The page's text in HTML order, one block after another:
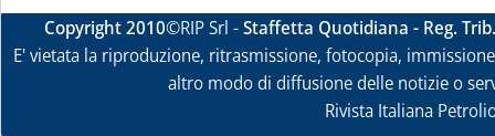
Copyright 2010©RIP Srl -Staffetta Quotidiana - Reg.
E' vietata la riproduzione, ritrasmissione, fotocopia,
altro modo di diffusione delle notizie o
Rivista Italiana